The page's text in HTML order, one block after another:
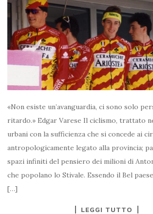
«Non esiste un’avanguardia, ci sono solo
ritardo.» Edgar Varese Il ciclismo, trattato
urbani con la sufficienza che si concede ai
antropologicamente legato alla provincia;
spazi infiniti del pensiero dei milioni di
che popolano lo Stivale. Essendo il Bel
[…]
LEGGI TUTTO